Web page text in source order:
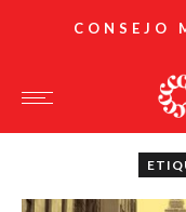
CONSEJO